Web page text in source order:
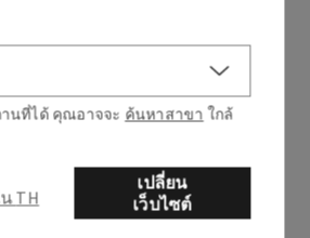
บวางสบู่ล้างมือที่คุณชื่นชอบ
มรัก:
ใสช่วยเพิ่มความสดชื่นรับฤดู
งล้างหน้าทุกแบบ
นรูป
ว (6.6 ซม.) x สูง 5 นิ้ว (12.7
นที่ได้ คุณอาจจะ ค้นหาสาขา ใกล้
อยู่ใน TH
เปลี่ยน
เว็บไซต์